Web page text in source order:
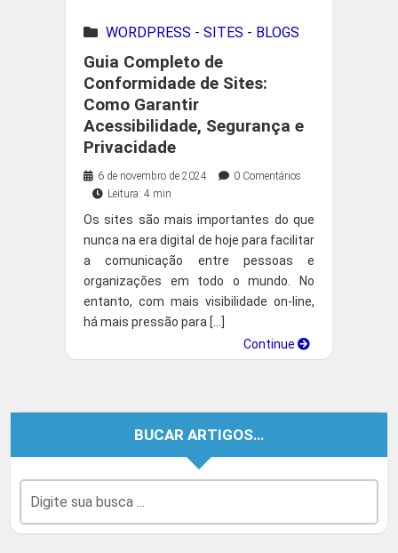
WORDPRESS - SITES - BLOGS
Guia Completo de
Conformidade de Sites:
Como Garantir
Acessibilidade, Segurança e
Privacidade
6 de novembro de 2024
0 Comentários
Leitura: 4 min
Os sites são mais importantes do que
nunca na era digital de hoje para facilitar
a comunicação entre pessoas e
organizações em todo o mundo. No
entanto, com mais visibilidade on-line,
há mais pressão para […]
Continue
BUCAR ARTIGOS…